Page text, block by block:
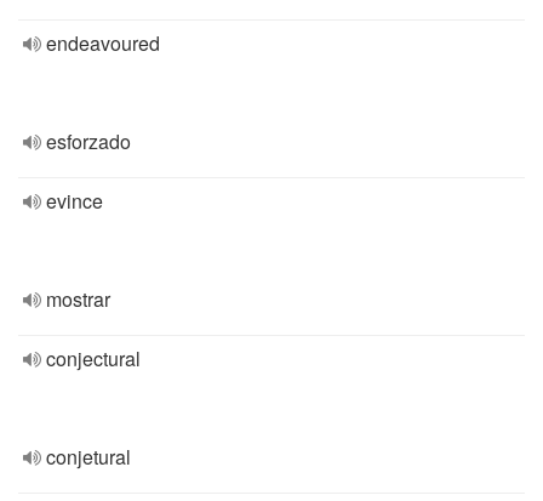
endeavoured
esforzado
evince
mostrar
conjectural
conjetural